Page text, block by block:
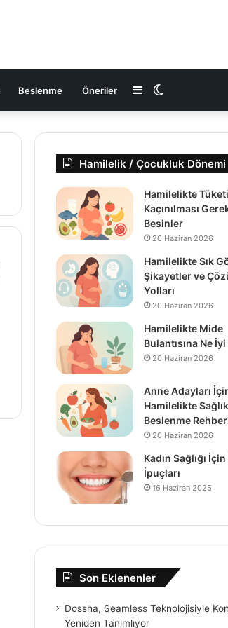
Beslenme Öneriler Dış
görünümü
değiştir
Kenar
Bölmesi
Hamilelik / Çocukluk Dönemi
Hamilelikte
Kaçınılması
Besinler
20 Haziran 2026
Hamilelikte Sık
Şikayetler ve
Yolları
20 Haziran 2026
Hamilelikte Mide
Bulantısına Ne
20 Haziran 2026
Anne Adayları
Hamilelikte
Beslenme
20 Haziran 2026
Kadın Sağlığı
İpuçları
16 Haziran 2025
Son Eklenenler
Dossha, Seamless Teknolojisiyle
Yeniden Tanımlıyor